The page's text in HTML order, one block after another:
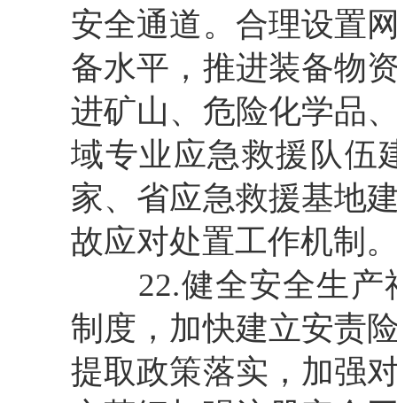
安全通道。合理设置
备水平，推进装备物
进矿山、危险化学品
域专业应急救援队伍
家、省应急救援基地
故应对处置工作机制
22.健全安全生
制度，加快建立安责
提取政策落实，加强